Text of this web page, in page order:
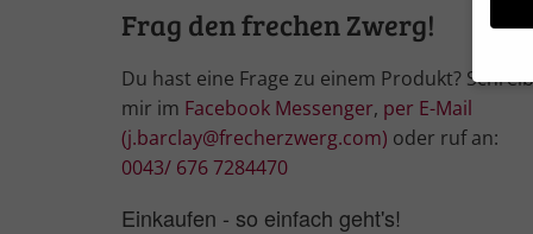
Frag den frechen Zwerg!
Du hast eine Frage zu einem Produkt?
mir im Facebook Messenger, per E-Mail
(j.barclay@frecherzwerg.com) oder ruf an:
0043/ 676 7284470
Einkaufen - so einfach geht's!
Wir